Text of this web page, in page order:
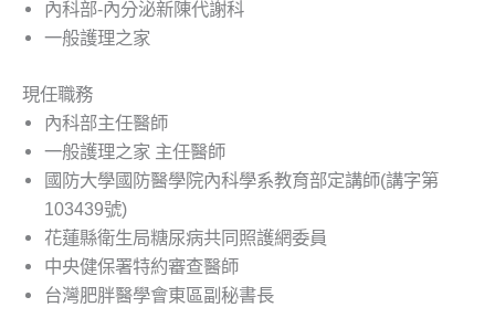
內科部-內分泌新陳代謝科
一般護理之家
現任職務
內科部主任醫師
一般護理之家 主任醫師
國防大學國防醫學院內科學系教育部定講師(講字第
103439號)
花蓮縣衛生局糖尿病共同照護網委員
中央健保署特約審查醫師
台灣肥胖醫學會東區副秘書長